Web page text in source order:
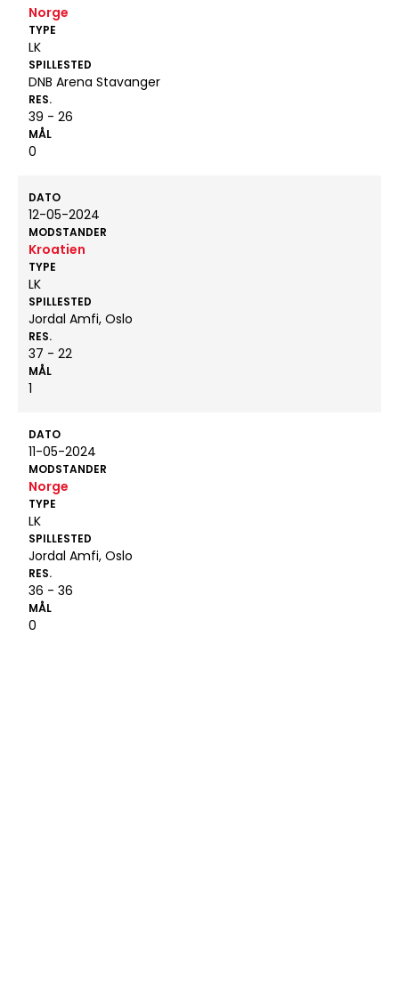
Norge
TYPE
LK
SPILLESTED
DNB Arena Stavanger
RES.
39 - 26
MÅL
0
DATO
12-05-2024
MODSTANDER
Kroatien
TYPE
LK
SPILLESTED
Jordal Amfi, Oslo
RES.
37 - 22
MÅL
1
DATO
11-05-2024
MODSTANDER
Norge
TYPE
LK
SPILLESTED
Jordal Amfi, Oslo
RES.
36 - 36
MÅL
0